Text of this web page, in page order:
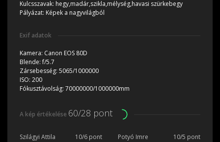
Kulcsszavak: hegy,madár,szikla,mélység,havasi szürkebegy
Pályázat: Képek a nagyvilágból
Exif adatok
Kamera: Canon EOS 80D
Blende:f/5.7
Zársebesség: 5065/1000000
ISO: 200
Fókusztávolság: 70000000/1000000mm
A kép értékelése 60/28 pont
Szilágyi Attila 10/6 pont Potyó Imre
10/5 pont